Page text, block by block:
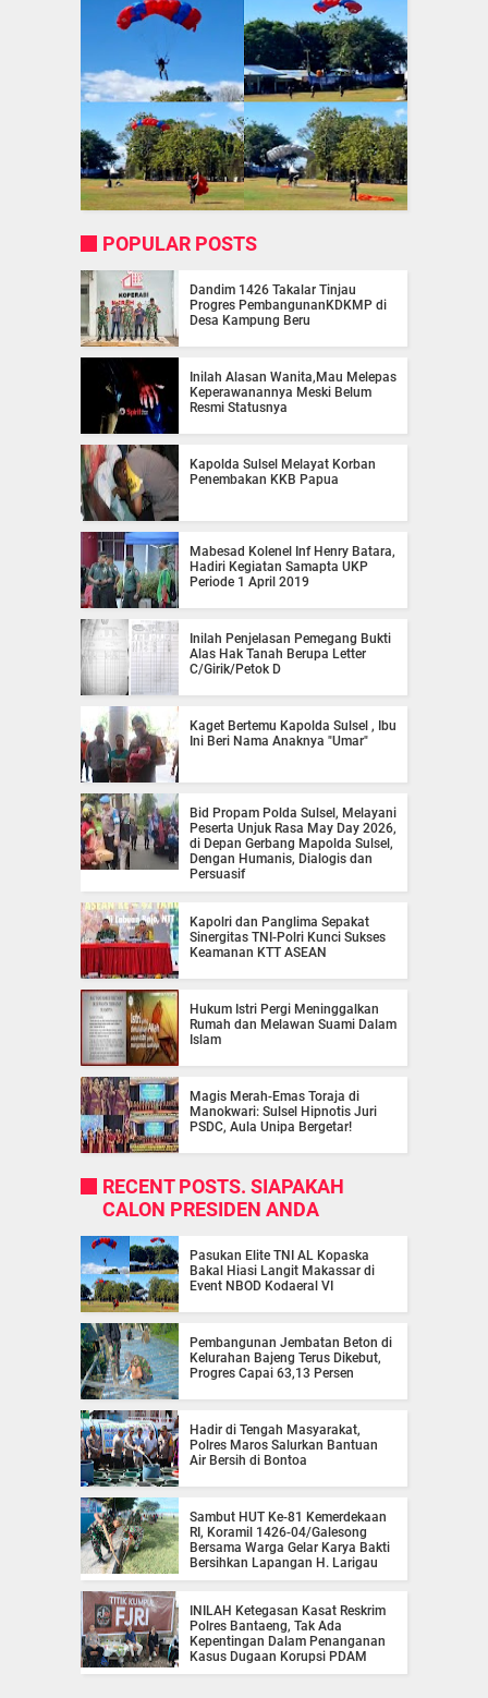
POPULAR POSTS
Dandim 1426 Takalar Tinjau
Progres PembangunanKDKMP di
Desa Kampung Beru
Inilah Alasan Wanita,Mau Melepas
Keperawanannya Meski Belum
Resmi Statusnya
Kapolda Sulsel Melayat Korban
Penembakan KKB Papua
Mabesad Kolenel Inf Henry Batara,
Hadiri Kegiatan Samapta UKP
Periode 1 April 2019
Inilah Penjelasan Pemegang Bukti
Alas Hak Tanah Berupa Letter
C/Girik/Petok D
Kaget Bertemu Kapolda Sulsel , Ibu
Ini Beri Nama Anaknya "Umar"
Bid Propam Polda Sulsel, Melayani
Peserta Unjuk Rasa May Day 2026,
di Depan Gerbang Mapolda Sulsel,
Dengan Humanis, Dialogis dan
Persuasif
Kapolri dan Panglima Sepakat
Sinergitas TNI-Polri Kunci Sukses
Keamanan KTT ASEAN
Hukum Istri Pergi Meninggalkan
Rumah dan Melawan Suami Dalam
Islam
Magis Merah-Emas Toraja di
Manokwari: Sulsel Hipnotis Juri
PSDC, Aula Unipa Bergetar!
RECENT POSTS. SIAPAKAH
CALON PRESIDEN ANDA
Pasukan Elite TNI AL Kopaska
Bakal Hiasi Langit Makassar di
Event NBOD Kodaeral VI
Pembangunan Jembatan Beton di
Kelurahan Bajeng Terus Dikebut,
Progres Capai 63,13 Persen
Hadir di Tengah Masyarakat,
Polres Maros Salurkan Bantuan
Air Bersih di Bontoa
Sambut HUT Ke-81 Kemerdekaan
RI, Koramil 1426-04/Galesong
Bersama Warga Gelar Karya Bakti
Bersihkan Lapangan H. Larigau
INILAH Ketegasan Kasat Reskrim
Polres Bantaeng, Tak Ada
Kepentingan Dalam Penanganan
Kasus Dugaan Korupsi PDAM